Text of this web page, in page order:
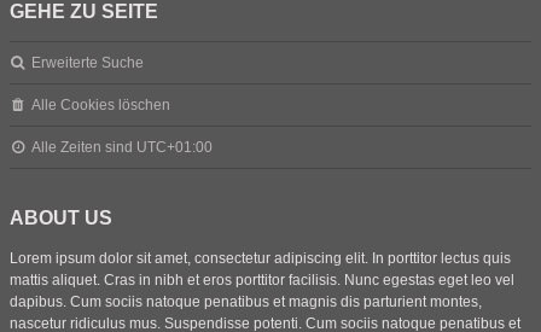
GEHE ZU SEITE
Erweiterte Suche
Alle Cookies löschen
Alle Zeiten sind UTC+01:00
ABOUT US
Lorem ipsum dolor sit amet, consectetur adipiscing elit. In porttitor lectus quis
mattis aliquet. Cras in nibh et eros porttitor facilisis. Nunc egestas eget leo vel
dapibus. Cum sociis natoque penatibus et magnis dis parturient montes,
nascetur ridiculus mus. Suspendisse potenti. Cum sociis natoque penatibus et